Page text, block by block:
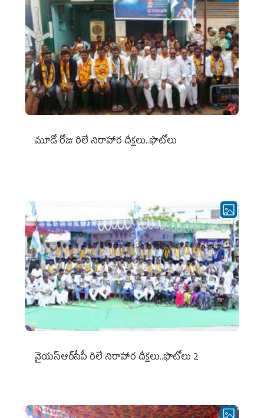
మూడో రోజు రిలే నిరాహార దీక్షలు..ఫొటోలు
వైయ‌స్ఆర్‌సీపీ రిలే నిరాహార దీక్షలు..ఫొటోలు 2